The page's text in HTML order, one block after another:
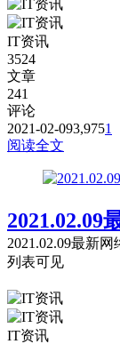
IT资讯
3524
文章
241
评论
2021-02-093,9751
阅读全文
2021.02.09
2021.02.09最新
列表可见
IT资讯